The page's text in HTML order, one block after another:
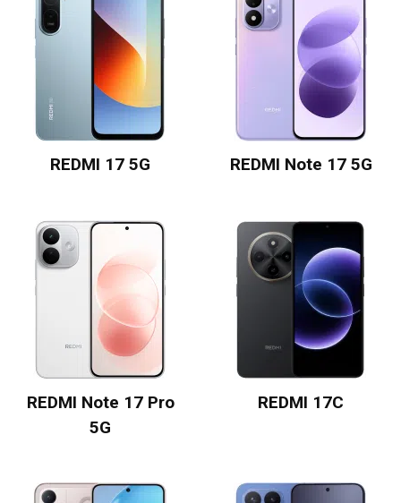
REDMI 17 5G REDMI Note 17 5G
REDMI Note 17 Pro
5G
REDMI 17C